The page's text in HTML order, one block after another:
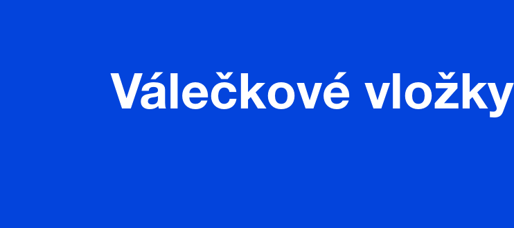
Válečkové vložky